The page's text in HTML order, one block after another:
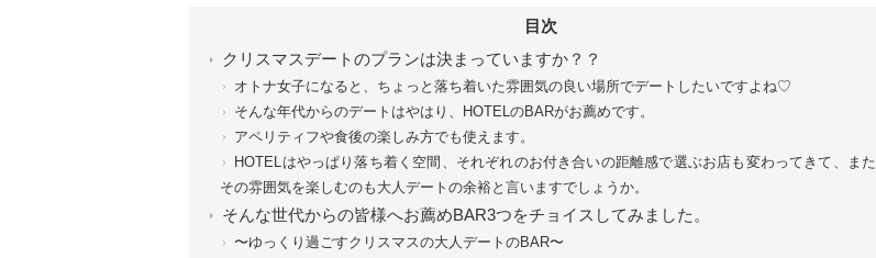
目次
クリスマスデートのプランは決まっていますか？？
オトナ女子になると、ちょっと落ち着いた雰囲気の良い場所でデートしたいですよね♡
そんな年代からのデートはやはり、HOTELのBARがお薦めです。
アペリティフや食後の楽しみ方でも使えます。
HOTELはやっぱり落ち着く空間、それぞれのお付き合いの距離感で選ぶお店も変わってきて、また
その雰囲気を楽しむのも大人デートの余裕と言いますでしょうか。
そんな世代からの皆様へお薦めBAR3つをチョイスしてみました。
〜ゆっくり過ごすクリスマスの大人デートのBAR〜